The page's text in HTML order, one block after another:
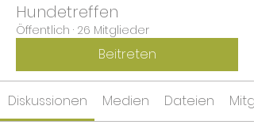
Hundetreffen
Öffentlich · 26 Mitglieder
Beitreten
Diskussionen Medien Dateien